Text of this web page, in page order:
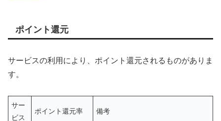
ポイント還元
サービスの利用により、ポイント還元されるものがありま
す。
サー
ビス
ポイント還元率 備考